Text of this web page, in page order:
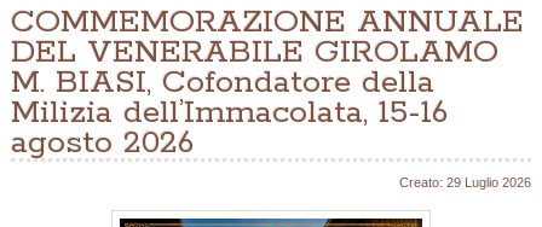
COMMEMORAZIONE ANNUALE
DEL VENERABILE GIROLAMO
M. BIASI, Cofondatore della
Milizia dell’Immacolata, 15-16
agosto 2026
Creato: 29 Luglio 2026